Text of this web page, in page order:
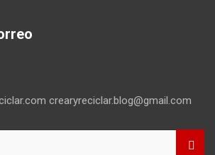
crearyreciclar.blog@gmail.com